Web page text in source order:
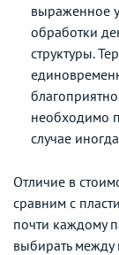
выраженное
обработки
структуры.
необходимо
случае
Отличие в
сравним с
почти каждому
выбирать между